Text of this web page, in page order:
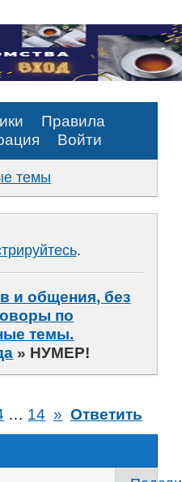
Правила
Войти
темы
.
и общения, без
по
темы.
» НУМЕР!
… 14 » Ответить